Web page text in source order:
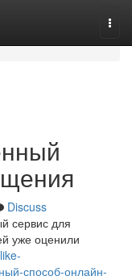
Discuss
сервис для
уже оценили
способ-онлайн-